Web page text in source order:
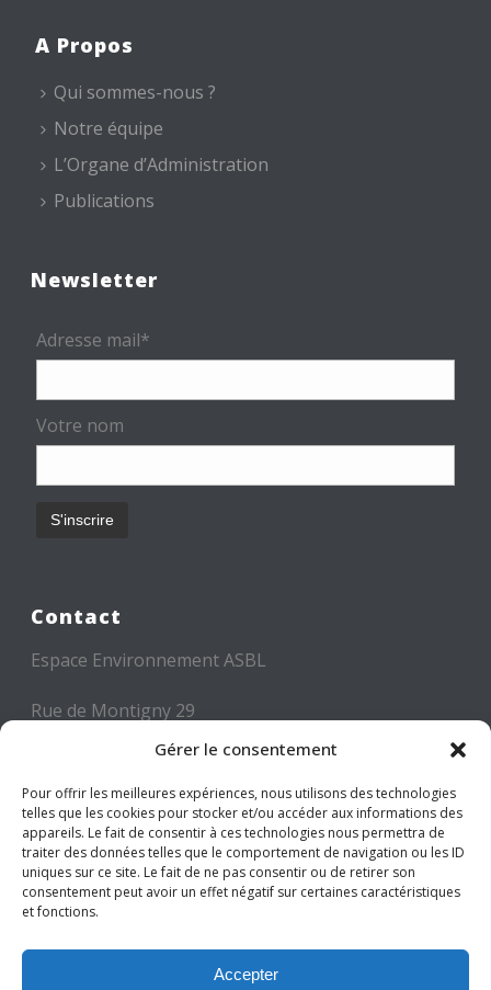
Gérer le consentement
Pour offrir les meilleures expériences, nous utilisons des technologies
telles que les cookies pour stocker et/ou accéder aux informations des
appareils. Le fait de consentir à ces technologies nous permettra de
traiter des données telles que le comportement de navigation ou les ID
uniques sur ce site. Le fait de ne pas consentir ou de retirer son
consentement peut avoir un effet négatif sur certaines caractéristiques
et fonctions.
Accepter
A Propos
Qui sommes-nous ?
Notre équipe
L’Organe d’Administration
Publications
Newsletter
Adresse mail*
Votre nom
Contact
Espace Environnement ASBL
Rue de Montigny 29
6000 CHARLEROI
Tél: +32 71 300 300
Mail: info@espace-environnement.be
TVA BE 0416.116.340